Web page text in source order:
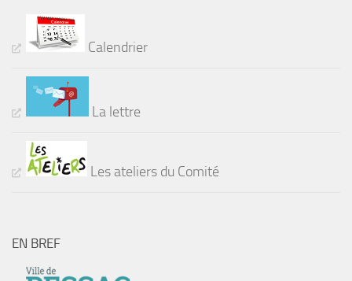
Calendrier
La lettre
Les ateliers du Comité
EN BREF